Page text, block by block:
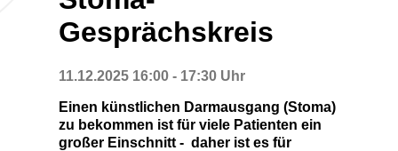
Gesprächskreis
11.12.2025 16:00 - 17:30 Uhr
Einen künstlichen Darmausgang (Stoma)
zu bekommen ist für viele Patienten ein
großer Einschnitt - daher ist es für